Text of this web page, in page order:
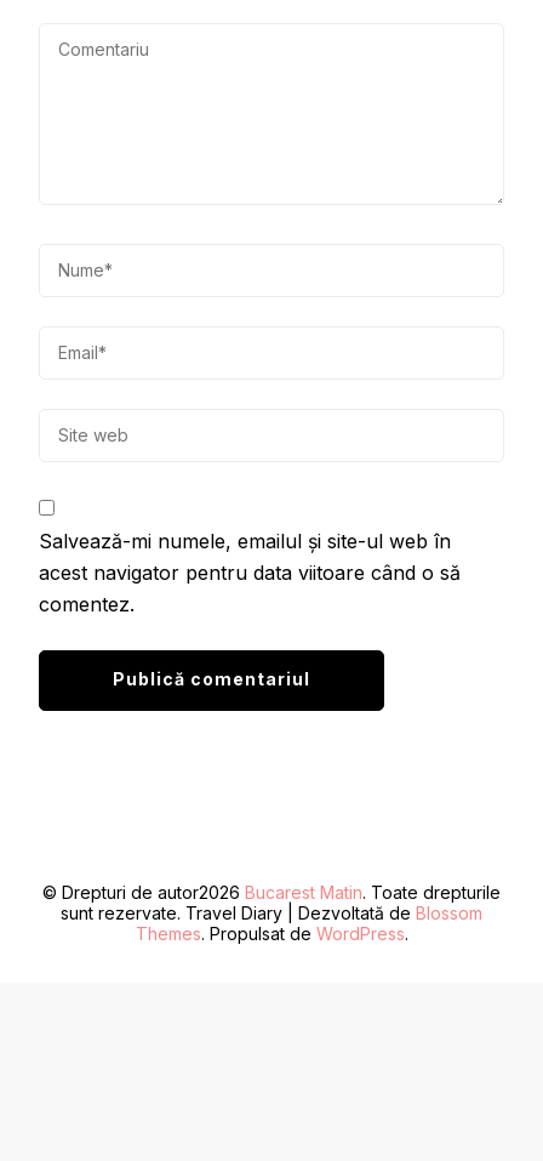
Salvează-mi numele, emailul și site-ul web în
acest navigator pentru data viitoare când o să
comentez.
© Drepturi de autor2026 Bucarest Matin. Toate drepturile
sunt rezervate. Travel Diary | Dezvoltată de Blossom
Themes. Propulsat de WordPress.